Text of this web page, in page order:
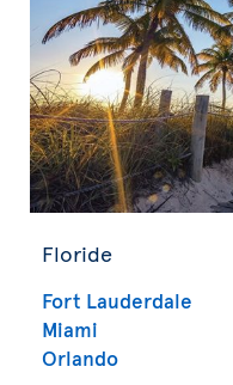
Floride
Fort Lauderdale
Miami
Orlando